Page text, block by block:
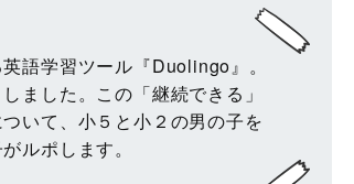
語学習ツール『Duolingo』。
ました。この「継続できる」
いて、小５と小２の男の子を
がルポします。